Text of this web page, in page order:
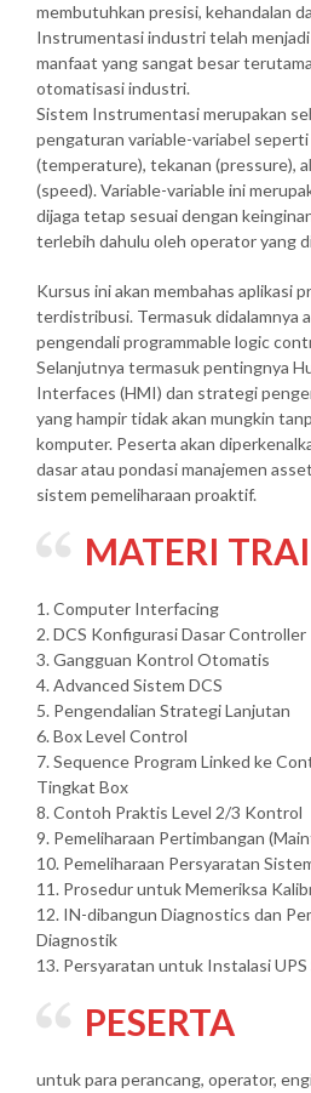
membutuhkan presisi, kehandalan
Instrumentasi industri telah
manfaat yang sangat besar
otomatisasi industri.
Sistem Instrumentasi merupakan
pengaturan variable-variabel
(temperature), tekanan (pressure),
(speed). Variable-variable ini
dijaga tetap sesuai dengan
terlebih dahulu oleh operator yang
Kursus ini akan membahas aplikasi
terdistribusi. Termasuk didalamnya
pengendali programmable logic
Selanjutnya termasuk pentingnya
Interfaces (HMI) dan strategi
yang hampir tidak akan mungkin
komputer. Peserta akan
dasar atau pondasi manajemen
sistem pemeliharaan proaktif.
MATERI
1. Computer Interfacing
2. DCS Konfigurasi Dasar Controller
3. Gangguan Kontrol Otomatis
4. Advanced Sistem DCS
5. Pengendalian Strategi Lanjutan
6. Box Level Control
7. Sequence Program Linked ke
Tingkat Box
8. Contoh Praktis Level 2/3 Kontrol
9. Pemeliharaan Pertimbangan
10. Pemeliharaan Persyaratan
11. Prosedur untuk Memeriksa
12. IN-dibangun Diagnostics dan
Diagnostik
13. Persyaratan untuk Instalasi UPS
PESERTA
untuk para perancang, operator,